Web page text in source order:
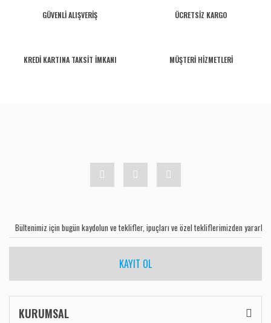
GÜVENLİ ALIŞVERİŞ ÜCRETSİZ KARGO
KREDİ KARTINA TAKSİT İMKANI MÜŞTERİ HİZMETLERİ
KAYIT OL
KURUMSAL